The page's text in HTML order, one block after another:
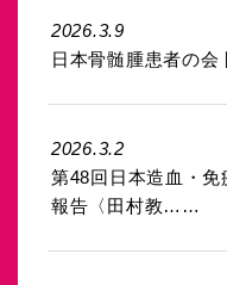
2026.3.9
日本骨髄腫患者の会
2026.3.2
第48回日本造血・
報告〈田村教……